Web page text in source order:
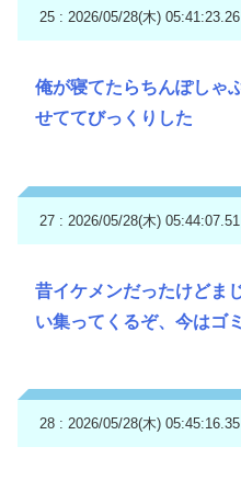
25 : 2026/05/28(木) 05:41:23.26
俺が寝てたらちんぽしゃ
せててびっくりした
27 : 2026/05/28(木) 05:44:07.51
昔イケメンだったけどま
い集ってくるぞ、今はゴ
28 : 2026/05/28(木) 05:45:16.35